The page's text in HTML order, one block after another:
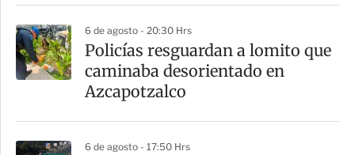
6 de agosto - 20:30 Hrs
Policías resguardan a lomito que
caminaba desorientado en
Azcapotzalco
6 de agosto - 17:50 Hrs